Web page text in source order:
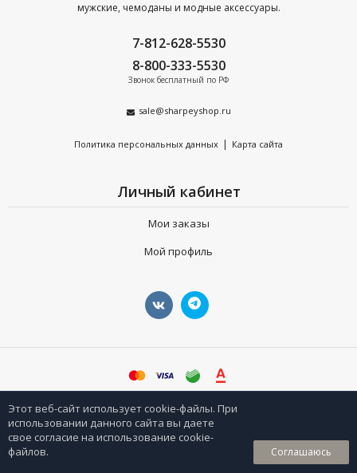
мужские, чемоданы и модные аксессуары.
7-812-628-5530
8-800-333-5530
Звонок бесплатный по РФ
sale@sharpeyshop.ru
Политика персональных данных | Карта сайта
Личный кабинет
Мои заказы
Мой профиль
©sharpeyshop.ru
0
Этот веб-сайт использует cookie-файлы. При
использовании данного сайта вы даете
свое согласие на использование cookie-
файлов.
Соглашаюсь